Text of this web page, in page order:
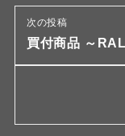
次の投稿
買付商品 ～